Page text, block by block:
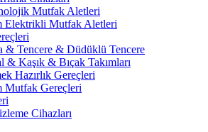
Mutfak Aletleri
Elektrikli Mutfak Aletleri
& Tencere & Düdüklü Tencere
& Kaşık & Bıçak Takımları
Hazırlık Gereçleri
Mutfak Gereçleri
Cihazları